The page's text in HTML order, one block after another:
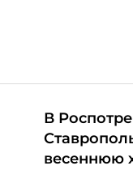
В
весеннюю